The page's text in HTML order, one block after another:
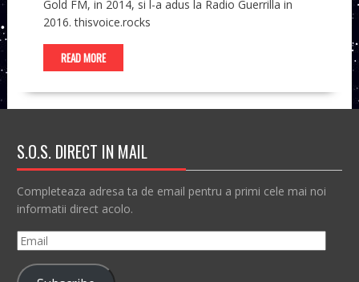
Gold FM, in 2014, si l-a adus la Radio Guerrilla in
2016. thisvoice.rocks
READ MORE
S.O.S. DIRECT IN MAIL
Completeaza adresa ta de email pentru a primi cele mai noi
informatii direct acolo.
Email